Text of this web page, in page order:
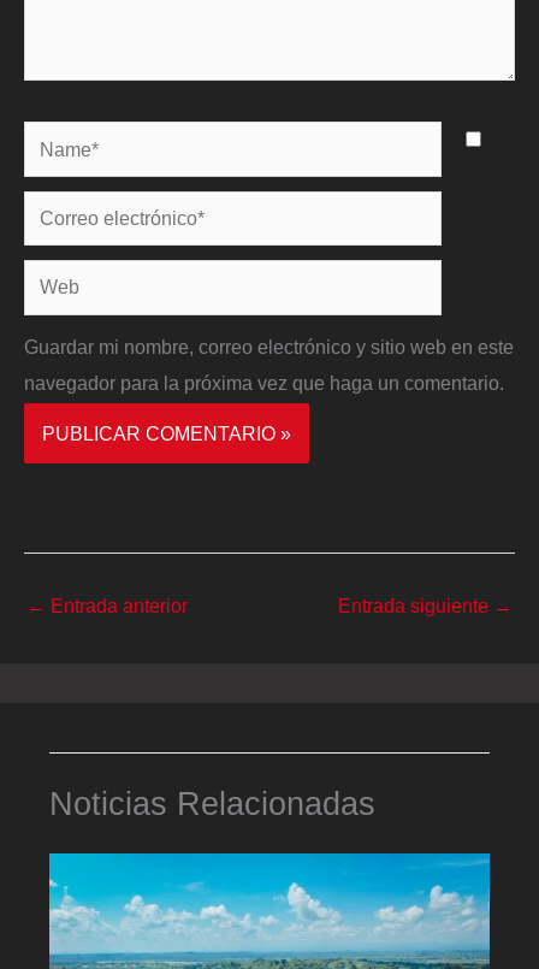
Name*
Correo
electrónico*
Web
Guardar mi nombre, correo electrónico y sitio web en este
navegador para la próxima vez que haga un comentario.
← Entrada anterior Entrada siguiente →
Noticias Relacionadas